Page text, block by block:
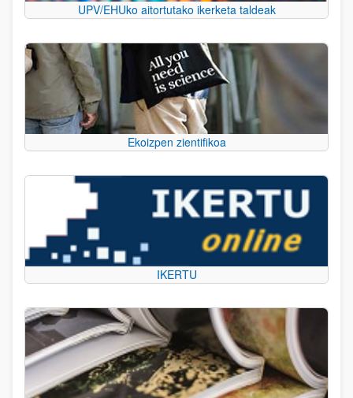
UPV/EHUko aitortutako ikerketa taldeak
Ekoizpen zientifikoa
IKERTU